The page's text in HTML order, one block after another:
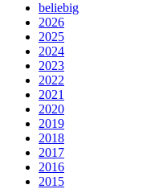
beliebig
2026
2025
2024
2023
2022
2021
2020
2019
2018
2017
2016
2015